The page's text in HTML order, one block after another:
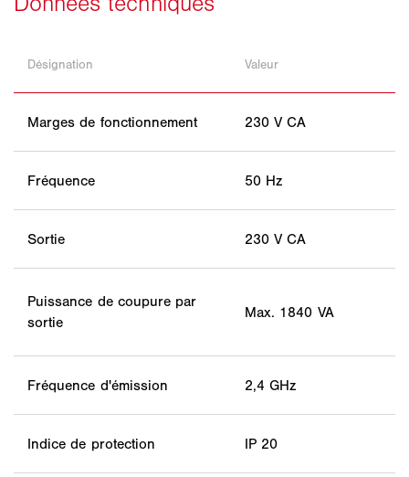
Désignation Valeur
Marges de fonctionnement 230 V CA
Fréquence 50 Hz
Sortie 230 V CA
Puissance de coupure par
sortie
Max. 1840 VA
Fréquence d'émission 2,4 GHz
Indice de protection IP 20